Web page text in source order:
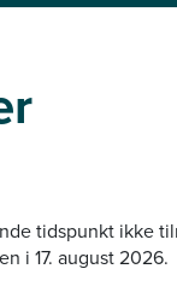
tidspunkt ikke
i 17. august 2026.